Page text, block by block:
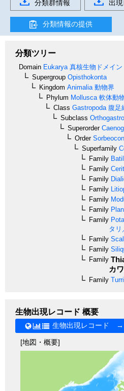
分類群情報
出
分類情報の提供
分類ツリー
Domain Eukarya 真核生物ドメイン
Supergroup Opisthokonta
Kingdom Animalia 動物界
Phylum Mollusca 軟体動
Class Gastropoda 腹足
Subclass
Superorder
Order
Superfamily
Family
Family
Family
Family
Family
Family
Family
タリ
Family
Family
Family
カ
Family
生物出現レコード 概要
生物出現レコード →
[地図・概要]